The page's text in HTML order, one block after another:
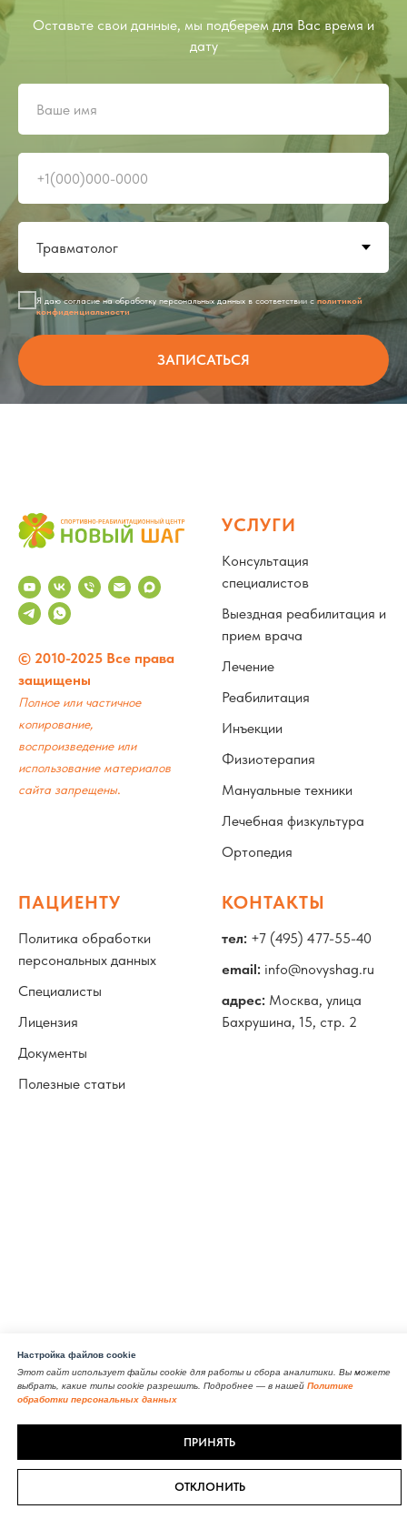
Настройка файлов cookie
Этот сайт использует файлы cookie для работы и сбора аналитики. Вы можете
выбрать, какие типы cookie разрешить. Подробнее — в нашей Политике
обработки персональных данных
ПРИНЯТЬ
ОТКЛОНИТЬ
Оставьте свои данные, мы подберем для Вас время и
дату
Я даю согласие на обработку персональных данных в соответствии сполитикой
конфиденциальности
ЗАПИСАТЬСЯ
© 2010-2025 Все права
защищены
Полное или частичное
копирование,
воспроизведение или
использование материалов
сайта запрещены.
УСЛУГИ
Консультация
специалистов
Выездная реабилитация и
прием врача
Лечение
Реабилитация
Инъекции
Физиотерапия
Мануальные техники
Лечебная физкультура
Ортопедия
ПАЦИЕНТУ
Политика обработки
персональных данных
Специалисты
Лицензия
Документы
Полезные статьи
КОНТАКТЫ
тел: +7 (495) 477-55-40
email: info@novyshag.ru
адрес: Москва, улица
Бахрушина, 15, стр. 2